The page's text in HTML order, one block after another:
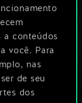
a conteúdos
você. Para
nas
de seu
dos
para
e crie